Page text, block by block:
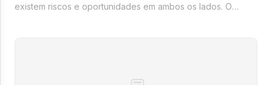
existem riscos e oportunidades em ambos os lados. O